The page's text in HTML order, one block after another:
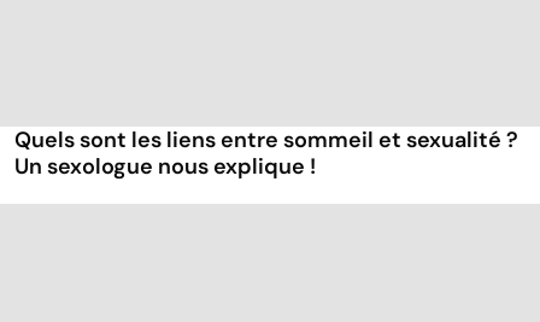
Quels sont les liens entre sommeil et sexualité ?
Un sexologue nous explique !